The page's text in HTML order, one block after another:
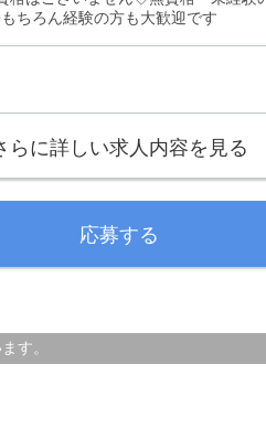
ちろん経験の方も大歓迎です
らに詳しい求人内容を見る
応募する
す。